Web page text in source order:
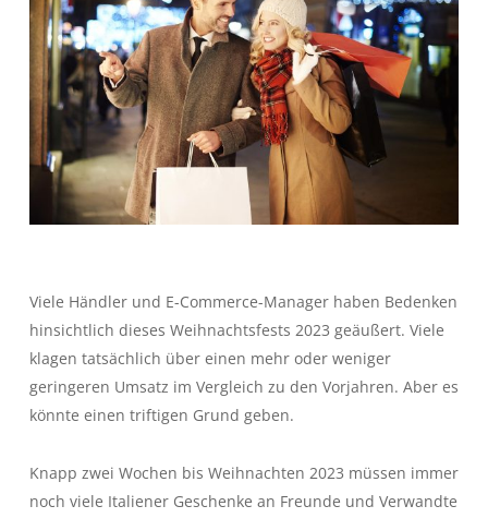
Viele Händler und E-Commerce-Manager haben Bedenken
hinsichtlich dieses Weihnachtsfests 2023 geäußert. Viele
klagen tatsächlich über einen mehr oder weniger
geringeren Umsatz im Vergleich zu den Vorjahren. Aber es
könnte einen triftigen Grund geben.
Knapp zwei Wochen bis Weihnachten 2023 müssen immer
noch viele Italiener Geschenke an Freunde und Verwandte